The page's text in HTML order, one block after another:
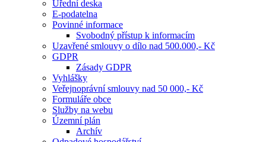
Úřední deska
E-podatelna
Povinné informace
Svobodný přístup k informacím
Uzavřené smlouvy o dílo nad 500.000,- Kč
GDPR
Zásady GDPR
Vyhlášky
Veřejnoprávní smlouvy nad 50 000,- Kč
Formuláře obce
Služby na webu
Územní plán
Archív